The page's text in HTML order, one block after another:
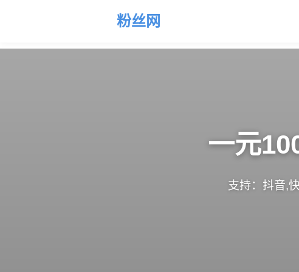
粉丝网
一元
支持：抖音,